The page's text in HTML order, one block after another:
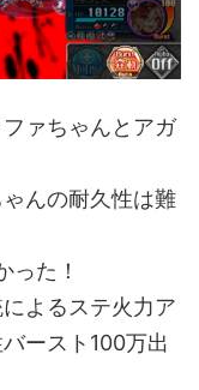
ァちゃんとアガ
んの耐久性は難
った！
よるステ火力ア
ースト100万出